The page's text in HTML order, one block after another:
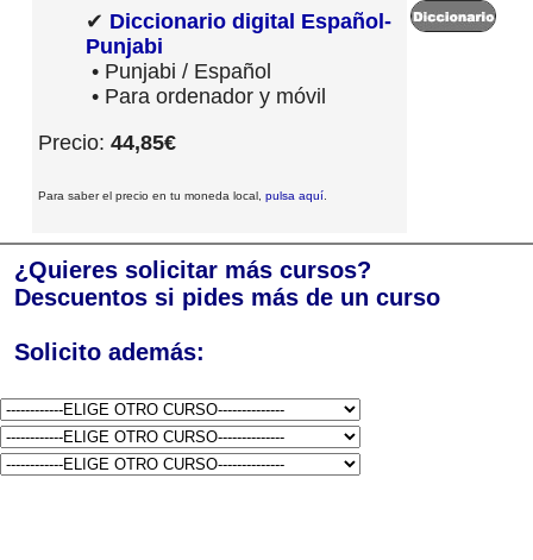
✔ Diccionario digital Español-
Punjabi
• Punjabi / Español
• Para ordenador y móvil
Precio: 44,85€
Para saber el precio en tu moneda local, pulsa aquí
¿Quieres solicitar más cursos?
Descuentos si pides más de un curso
Solicito además: